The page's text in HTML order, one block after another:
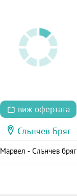
виж офертата
Слънчев Бряг
Марвел - Слънчев бряг